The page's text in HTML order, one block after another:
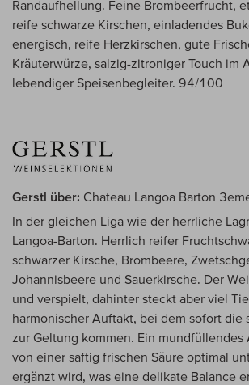
Randaufhellung. Feine Brombeerfrucht,
reife schwarze Kirschen, einladendes
energisch, reife Herzkirschen, gute
Kräuterwürze, salzig-zitroniger Touch im
lebendiger Speisenbegleiter. 94/100
Gerstl über: Chateau Langoa Barton
In der gleichen Liga wie der herrliche
Langoa-Barton. Herrlich reifer
schwarzer Kirsche, Brombeere,
Johannisbeere und Sauerkirsche. Der
und verspielt, dahinter steckt aber viel
harmonischer Auftakt, bei dem sofort die
zur Geltung kommen. Ein mundfüllendes
von einer saftig frischen Säure optimal
ergänzt wird, was eine delikate Balance